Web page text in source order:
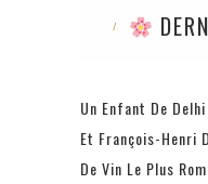
Un Enfant De
Et François-Henri
De Vin Le Plus